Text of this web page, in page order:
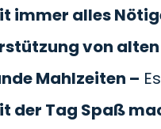
immer alles
von
Mahlzeiten –
der Tag Spaß